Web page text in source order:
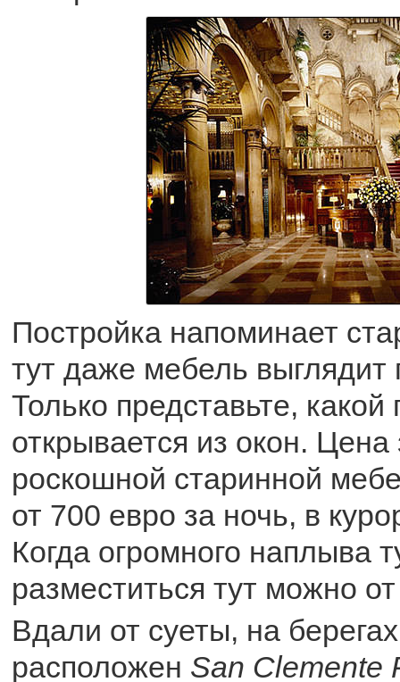
Постройка напоминает
тут даже мебель выглядит
Только представьте,
открывается из окон.
роскошной старинной
от 700 евро за ночь, в
Когда огромного наплыва
разместиться тут можно
Вдали от суеты, на
расположен San Clemente